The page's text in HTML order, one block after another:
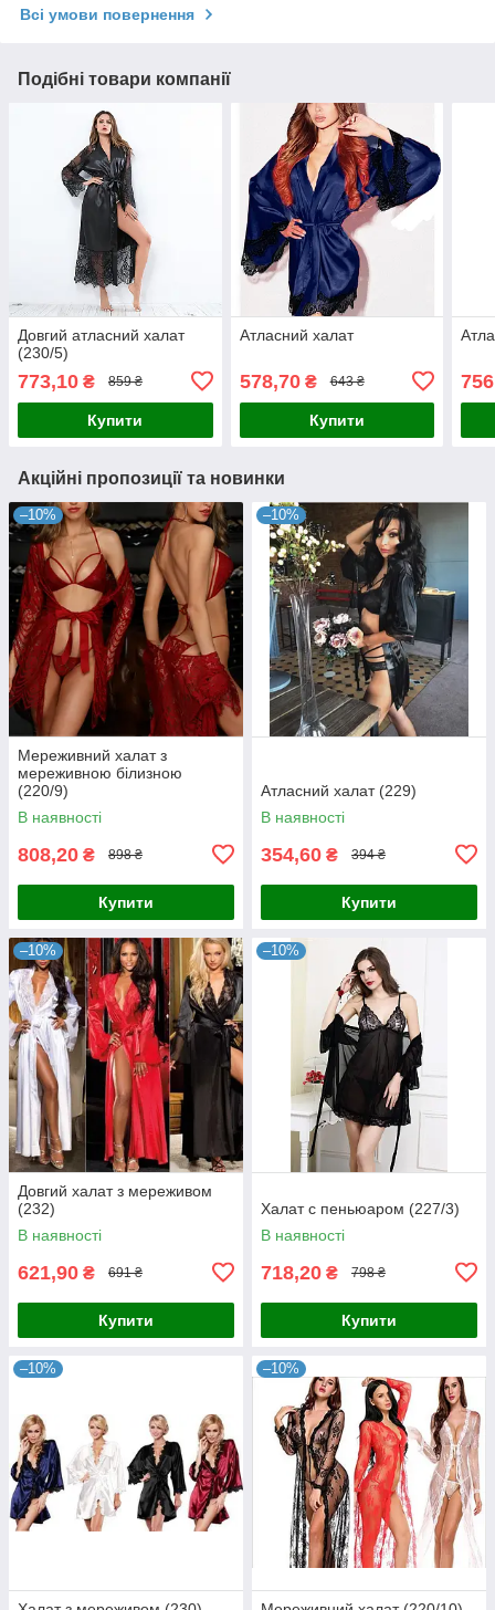
Всі умови повернення
Подібні товари компанії
Довгий атласний халат
(230/5)
773,10 ₴ 859 ₴
Купити
Атласний халат
578,70₴ 643 ₴
Купити
756
Акційні пропозиції та новинки
–10%
Мереживний халат з
мереживною білизною
(220/9)
В наявності
808,20 ₴ 898 ₴
Купити
–10%
Атласний халат (229)
В наявності
354,60 ₴ 394 ₴
Купити
–10%
Довгий халат з мереживом
(232)
В наявності
621,90 ₴ 691 ₴
Купити
–10%
Халат с пеньюаром (227/3)
В наявності
718,20 ₴ 798 ₴
Купити
–10% –10%